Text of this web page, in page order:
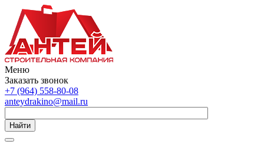
Меню
Заказать звонок
+7 (964) 558-80-08
anteydrakino@mail.ru
Найти